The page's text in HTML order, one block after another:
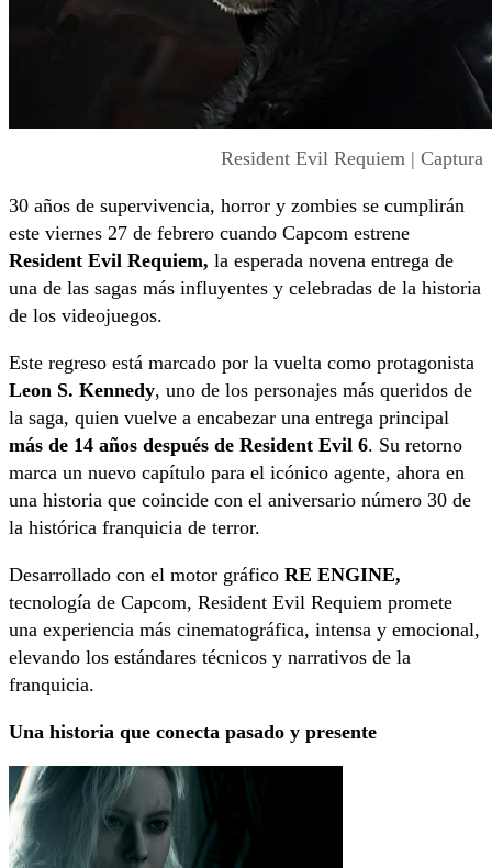
Resident Evil Requiem | Captura
30 años de supervivencia, horror y zombies se cumplirán
este viernes 27 de febrero cuando Capcom estrene
Resident Evil Requiem, la esperada novena entrega de
una de las sagas más influyentes y celebradas de la historia
de los videojuegos.
Este regreso está marcado por la vuelta como protagonista
Leon S. Kennedy, uno de los personajes más queridos de
la saga, quien vuelve a encabezar una entrega principal
más de 14 años después de Resident Evil 6. Su retorno
marca un nuevo capítulo para el icónico agente, ahora en
una historia que coincide con el aniversario número 30 de
la histórica franquicia de terror.
Desarrollado con el motor gráfico RE ENGINE,
tecnología de Capcom, Resident Evil Requiem promete
una experiencia más cinematográfica, intensa y emocional,
elevando los estándares técnicos y narrativos de la
franquicia.
Una historia que conecta pasado y presente